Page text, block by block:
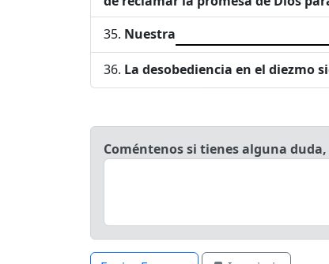
Nuestra
La desobediencia en el diezmo
Coméntenos si tienes alguna